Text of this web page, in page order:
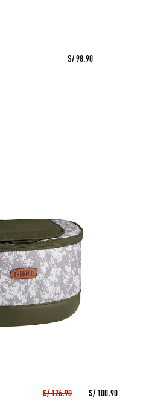
S/ 98.90
S/ 126.90 S/ 100.90